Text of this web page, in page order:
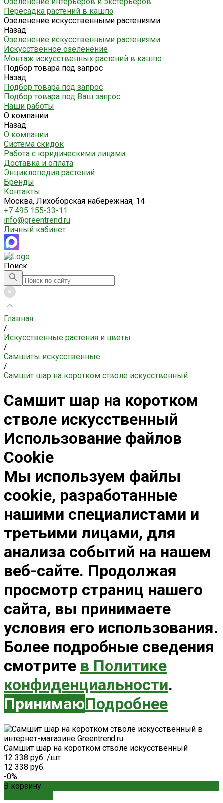
Пересадка растений в кашпо
Озеленение искусственными растениями
Назад
Озеленение искусственными растениями
Искусственное озеленение
Монтаж искусственных растений в кашпо
Подбор товара под запрос
Назад
Подбор товара под запрос
Подбор товара под Ваш запрос
Наши работы
О компании
Назад
О компании
Система скидок
Работа с юридическими лицами
Доставка и оплата
Энциклопедия растений
Бренды
Контакты
Москва, Лихоборская набережная, 14
+7 495 155-33-11
info@greentrend.ru
Личный кабинет
Поиск
Главная
/
Искусственные растения и цветы
/
Самшиты искусственные
/
Самшит шар на коротком стволе искусственный
Самшит шар на коротком
стволе искусственный
Использование файлов
Cookie
Мы используем файлы
cookie, разработанные
нашими специалистами и
третьими лицами, для
анализа событий на нашем
веб-сайте. Продолжая
просмотр страниц нашего
сайта, вы принимаете
условия его использования.
Более подробные сведения
смотрите в Политике
конфиденциальности.
ПринимаюПодробнее
Самшит шар на коротком стволе искусственный
12 338 руб. /шт
12 338 руб.
-0%
В корзину